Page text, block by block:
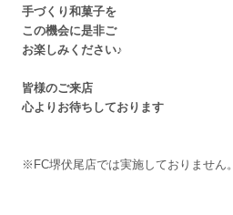
手づくり和菓子を
この機会に是非ご
お楽しみください♪
皆様のご来店
心よりお待ちしております
※FC堺伏尾店では実施しておりません。